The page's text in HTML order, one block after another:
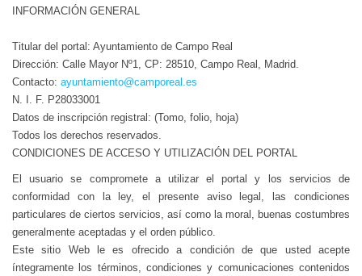
INFORMACIÓN GENERAL
Titular del portal: Ayuntamiento de Campo Real
Dirección: Calle Mayor Nº1, CP: 28510, Campo Real, Madrid.
Contacto: ayuntamiento@camporeal.es
N. I. F. P28033001
Datos de inscripción registral: (Tomo, folio, hoja)
Todos los derechos reservados.
CONDICIONES DE ACCESO Y UTILIZACIÓN DEL PORTAL
El usuario se compromete a utilizar el portal y los servicios de
conformidad con la ley, el presente aviso legal, las condiciones
particulares de ciertos servicios, así como la moral, buenas costumbres
generalmente aceptadas y el orden público.
Este sitio Web le es ofrecido a condición de que usted acepte
íntegramente los términos, condiciones y comunicaciones contenidos